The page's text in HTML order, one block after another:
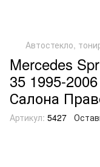
Автостекло,
Mercedes
35 1995-
Салона
Артикул: 5427